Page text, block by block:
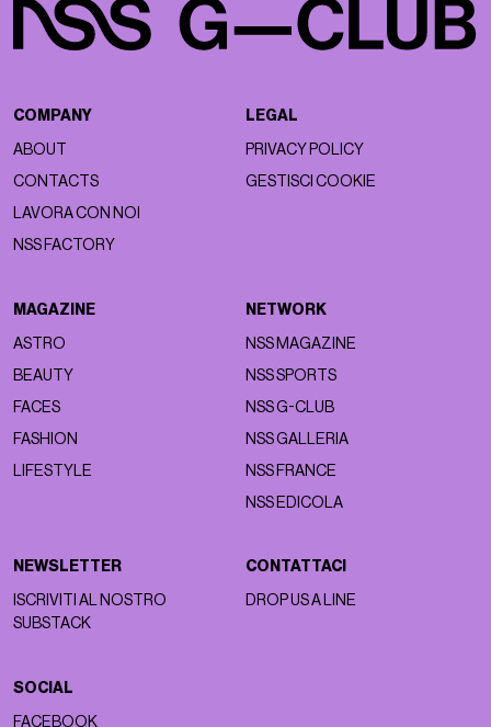
COMPANY
ABOUT
CONTACTS
LAVORA CON NOI
NSS FACTORY
LEGAL
PRIVACY POLICY
GESTISCI COOKIE
MAGAZINE
ASTRO
BEAUTY
FACES
FASHION
LIFESTYLE
NETWORK
NSS MAGAZINE
NSS SPORTS
NSS G-CLUB
NSS GALLERIA
NSS FRANCE
NSS EDICOLA
NEWSLETTER
ISCRIVITI AL NOSTRO
SUBSTACK
CONTATTACI
DROP US A LINE
SOCIAL
FACEBOOK